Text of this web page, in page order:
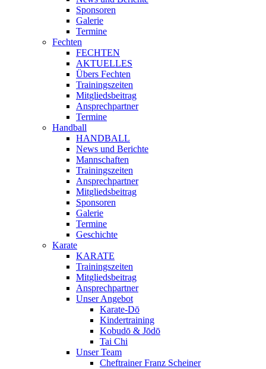
Sponsoren
Galerie
Termine
Fechten
FECHTEN
AKTUELLES
Übers Fechten
Trainingszeiten
Mitgliedsbeitrag
Ansprechpartner
Termine
Handball
HANDBALL
News und Berichte
Mannschaften
Trainingszeiten
Ansprechpartner
Mitgliedsbeitrag
Sponsoren
Galerie
Termine
Geschichte
Karate
KARATE
Trainingszeiten
Mitgliedsbeitrag
Ansprechpartner
Unser Angebot
Karate-Dō
Kindertraining
Kobudō & Jōdō
Tai Chi
Unser Team
Cheftrainer Franz Scheiner